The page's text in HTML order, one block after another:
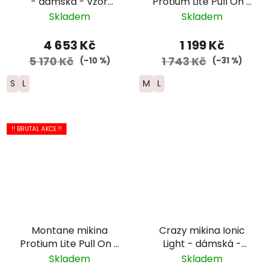
falling flower
Skladem
4 653 Kč
5 170 Kč (–10 %)
S L
dámská - světle
Skladem
1 199 Kč
1 743 Kč (–31 %)
M L
!! BRUTAL AKCE !!
Montane mikina
Protium Lite Pull On -
dámská - světle
Skladem
Crazy mikina Ionic
Light - dámská -
růžová/šedá/bílá
Skladem